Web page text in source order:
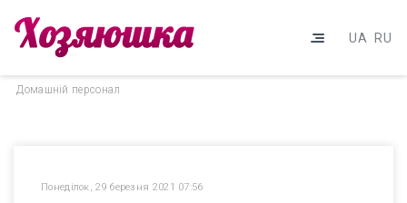
UA RU
Домашнiй персонал
Понеділок, 29 березня 2021 07:56